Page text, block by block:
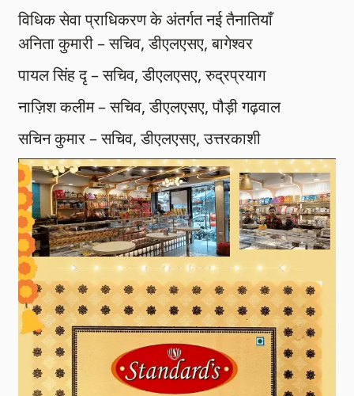
विधिक सेवा प्राधिकरण के अंतर्गत नई तैनातियाँ
अनिता कुमारी – सचिव, डीएलएसए, बागेश्वर
पायल सिंह दृ – सचिव, डीएलएसए, रुद्रप्रयाग
नाज़िश कलीम – सचिव, डीएलएसए, पौड़ी गढ़वाल
सचिन कुमार – सचिव, डीएलएसए, उत्तरकाशी